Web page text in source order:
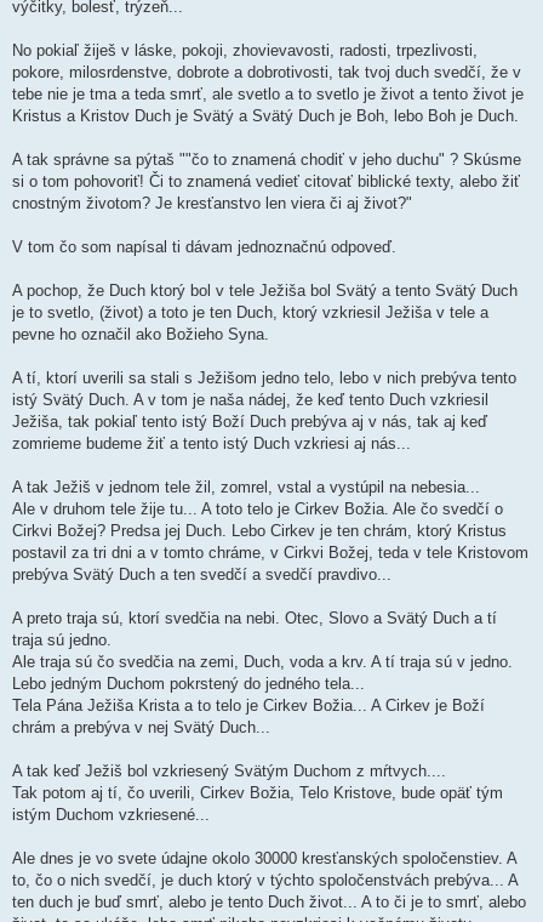
výčitky, bolesť, trýzeň...
No pokiaľ žiješ v láske, pokoji, zhovievavosti, radosti, trpezlivosti,
pokore, milosrdenstve, dobrote a dobrotivosti, tak tvoj duch svedčí, že v
tebe nie je tma a teda smrť, ale svetlo a to svetlo je život a tento život je
Kristus a Kristov Duch je Svätý a Svätý Duch je Boh, lebo Boh je Duch.
A tak správne sa pýtaš ""čo to znamená chodiť v jeho duchu" ? Skúsme
si o tom pohovoriť! Či to znamená vedieť citovať biblické texty, alebo žiť
cnostným životom? Je kresťanstvo len viera či aj život?"
V tom čo som napísal ti dávam jednoznačnú odpoveď.
A pochop, že Duch ktorý bol v tele Ježiša bol Svätý a tento Svätý Duch
je to svetlo, (život) a toto je ten Duch, ktorý vzkriesil Ježiša v tele a
pevne ho označil ako Božieho Syna.
A tí, ktorí uverili sa stali s Ježišom jedno telo, lebo v nich prebýva tento
istý Svätý Duch. A v tom je naša nádej, že keď tento Duch vzkriesil
Ježiša, tak pokiaľ tento istý Boží Duch prebýva aj v nás, tak aj keď
zomrieme budeme žiť a tento istý Duch vzkriesi aj nás...
A tak Ježiš v jednom tele žil, zomrel, vstal a vystúpil na nebesia...
Ale v druhom tele žije tu... A toto telo je Cirkev Božia. Ale čo svedčí o
Cirkvi Božej? Predsa jej Duch. Lebo Cirkev je ten chrám, ktorý Kristus
postavil za tri dni a v tomto chráme, v Cirkvi Božej, teda v tele Kristovom
prebýva Svätý Duch a ten svedčí a svedčí pravdivo...
A preto traja sú, ktorí svedčia na nebi. Otec, Slovo a Svätý Duch a tí
traja sú jedno.
Ale traja sú čo svedčia na zemi, Duch, voda a krv. A tí traja sú v jedno.
Lebo jedným Duchom pokrstený do jedného tela...
Tela Pána Ježiša Krista a to telo je Cirkev Božia... A Cirkev je Boží
chrám a prebýva v nej Svätý Duch...
A tak keď Ježiš bol vzkriesený Svätým Duchom z mŕtvych....
Tak potom aj tí, čo uverili, Cirkev Božia, Telo Kristove, bude opäť tým
istým Duchom vzkriesené...
Ale dnes je vo svete údajne okolo 30000 kresťanských spoločenstiev. A
to, čo o nich svedčí, je duch ktorý v týchto spoločenstvách prebýva... A
ten duch je buď smrť, alebo je tento Duch život... A to či je to smrť, alebo